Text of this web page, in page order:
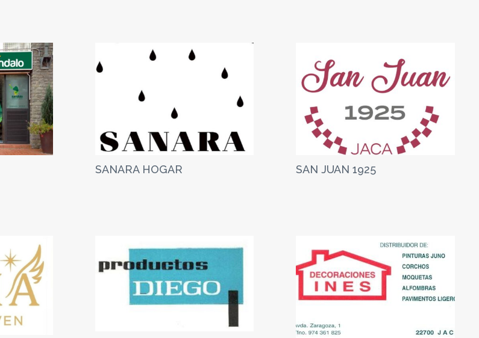
SANARA HOGAR SAN JUAN 1925